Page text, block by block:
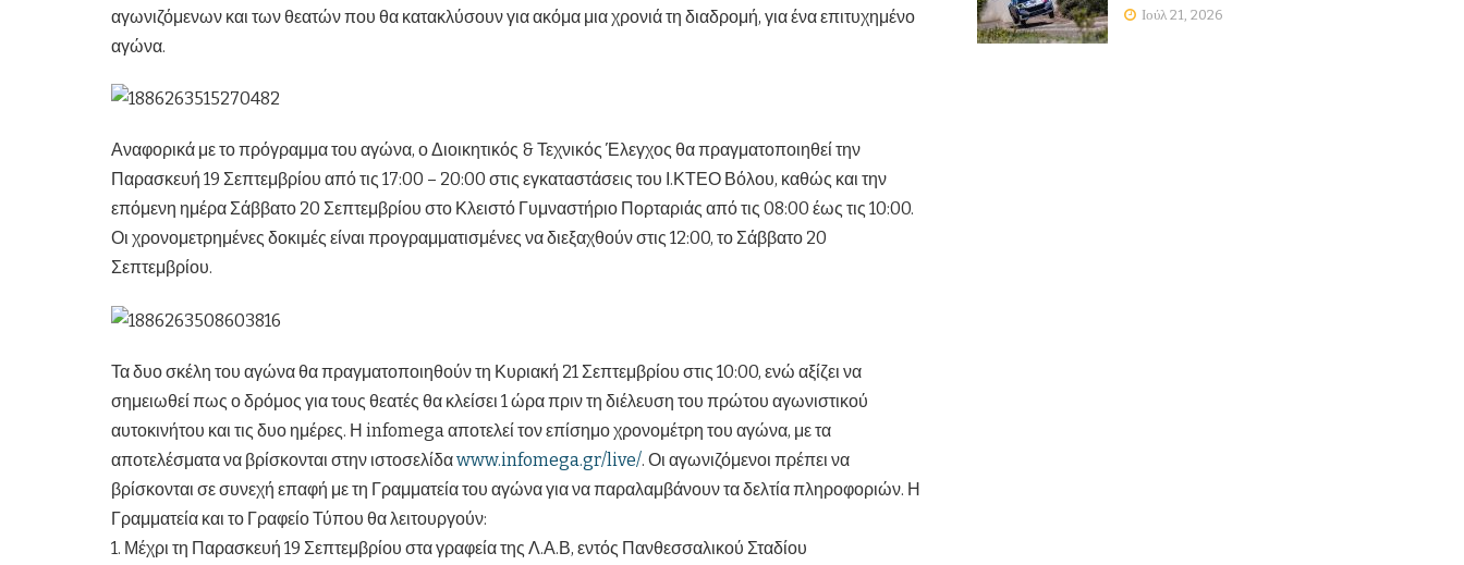
αγωνιζόμενων και των θεατών που θα κατακλύσουν για ακόμα μια χρονιά τη διαδρομή, για ένα επιτυχημένο
αγώνα.
Αναφορικά με το πρόγραμμα του αγώνα, ο Διοικητικός & Τεχνικός Έλεγχος θα πραγματοποιηθεί την
Παρασκευή 19 Σεπτεμβρίου από τις 17:00 – 20:00 στις εγκαταστάσεις του Ι.ΚΤΕΟ Βόλου, καθώς και την
επόμενη ημέρα Σάββατο 20 Σεπτεμβρίου στο Κλειστό Γυμναστήριο Πορταριάς από τις 08:00 έως τις 10:00.
Οι χρονομετρημένες δοκιμές είναι προγραμματισμένες να διεξαχθούν στις 12:00, το Σάββατο 20
Σεπτεμβρίου.
Τα δυο σκέλη του αγώνα θα πραγματοποιηθούν τη Κυριακή 21 Σεπτεμβρίου στις 10:00, ενώ αξίζει να
σημειωθεί πως ο δρόμος για τους θεατές θα κλείσει 1 ώρα πριν τη διέλευση του πρώτου αγωνιστικού
αυτοκινήτου και τις δυο ημέρες. Η infomega αποτελεί τον επίσημο χρονομέτρη του αγώνα, με τα
αποτελέσματα να βρίσκονται στην ιστοσελίδαwww.infomega.gr/live/. Οι αγωνιζόμενοι πρέπει να
βρίσκονται σε συνεχή επαφή με τη Γραμματεία του αγώνα για να παραλαμβάνουν τα δελτία πληροφοριών. Η
Γραμματεία και το Γραφείο Τύπου θα λειτουργούν:
1. Μέχρι τη Παρασκευή 19 Σεπτεμβρίου στα γραφεία της Λ.Α.Β, εντός Πανθεσσαλικού Σταδίου
Ιούλ 21, 2026